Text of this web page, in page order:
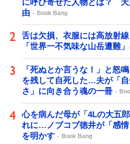
に呼び寄せた人物とは？ 天
由
Book Bang
舌は欠損、衣服には高放射
「世界一不気味な山岳遭難
「死ぬとか言うな！」と怒
を残して自死した…夫が「
さ」に向き合う魂の一冊
心を病んだ母が「4Lの大五
れに…ノブコブ徳井が「感
を明かす
Book Bang